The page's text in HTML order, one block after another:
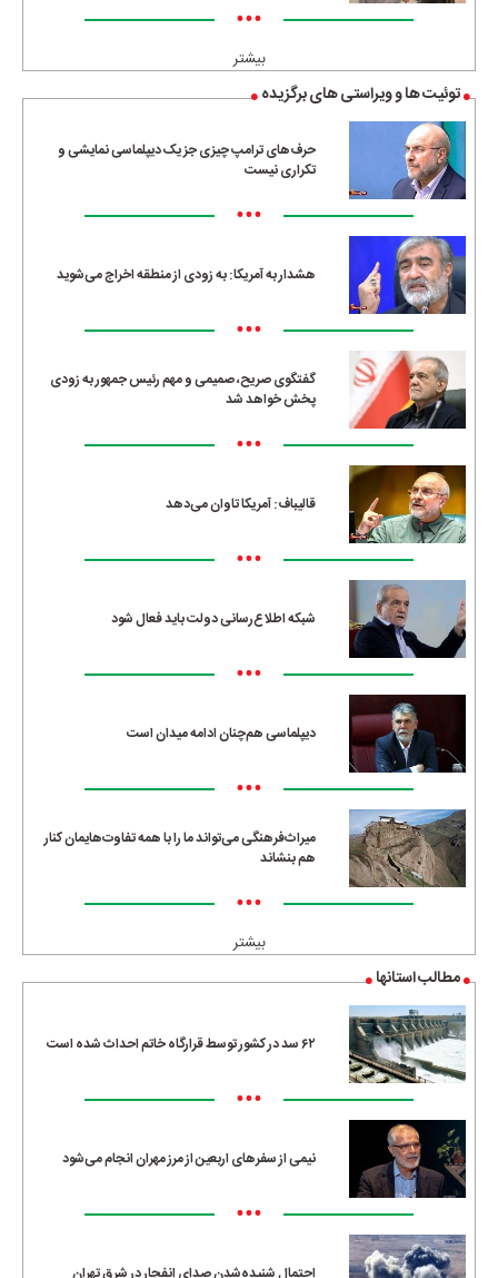
•••
بیشتر
توئیت ها و ویراستی های برگزیده
حرف‌های ترامپ چیزی جز یک دیپلماسی نمایشی و
تکراری نیست
•••
هشدار به آمریکا: به زودی از منطقه اخراج می‌شوید
•••
گفتگوی صریح، صمیمی و مهم رئیس جمهور به زودی
پخش خواهد شد
•••
قالیباف: آمریکا تاوان می‌دهد
•••
شبکه اطلاع‌رسانی دولت باید فعال شود
•••
دیپلماسی هم‌چنان ادامه میدان است
•••
میراث‌فرهنگی می‌تواند ما را با همه تفاوت‌هایمان کنار
هم بنشاند
•••
بیشتر
مطالب استانها
۶۲ سد در کشور توسط قرارگاه خاتم احداث شده است
•••
نیمی از سفرهای اربعین از مرز مهران انجام می‌شود
•••